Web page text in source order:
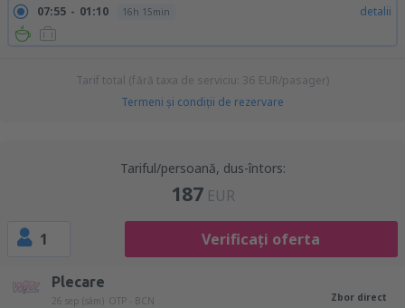
07:55 01:10 16h 15min detalii
Tarif total (fără taxa de serviciu: 36 EUR/pasager)
Termeni şi condiţii de rezervare
Tariful/persoană, dus-întors:
187 EUR
1 Verificați oferta
Plecare
26 sep (sâm) OTP - BCN Zbor direct